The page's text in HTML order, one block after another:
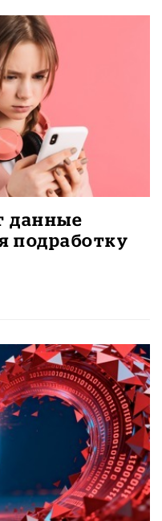
данные
подработку